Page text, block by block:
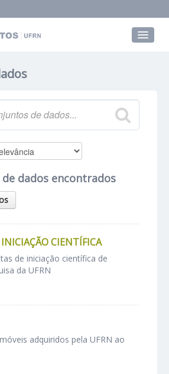
dados encontrados
CIENTÍFICA
de iniciação científica de
da UFRN
adquiridos pela UFRN ao